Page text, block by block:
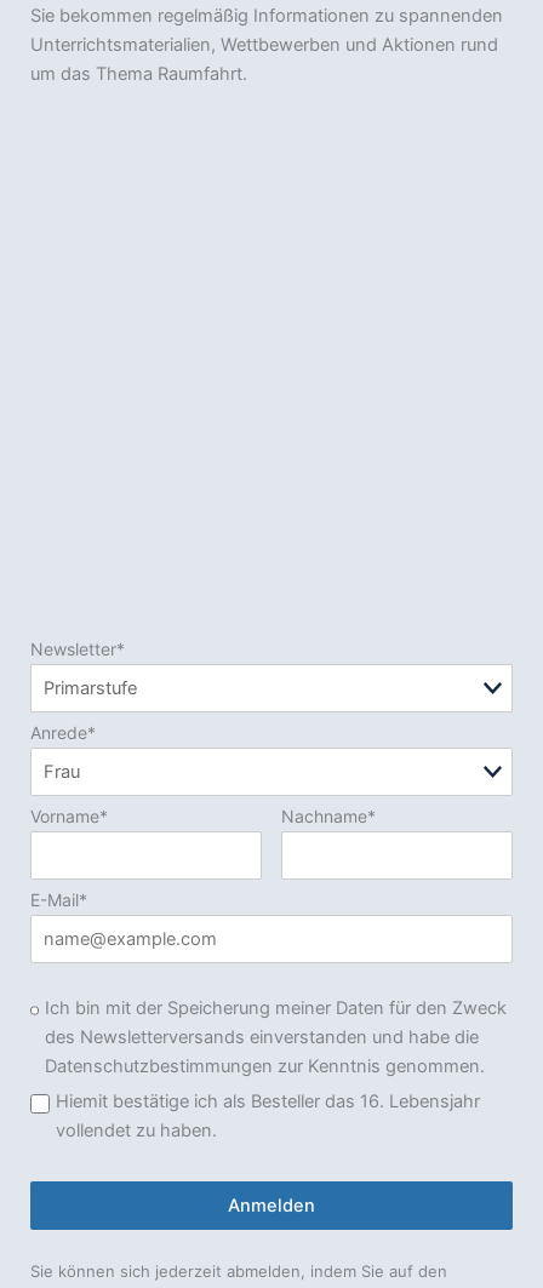
Sie bekommen regelmäßig Informationen zu spannenden
Unterrichtsmaterialien, Wettbewerben und Aktionen rund
um das Thema Raumfahrt.
Newsletter*
Anrede*
Vorname* Nachname*
E-Mail*
Ich bin mit der Speicherung meiner Daten für den Zweck
des Newsletterversands einverstanden und habe die
Datenschutzbestimmungen zur Kenntnis genommen.
Hiemit bestätige ich als Besteller das 16. Lebensjahr
vollendet zu haben.
Anmelden
Sie können sich jederzeit abmelden, indem Sie auf den